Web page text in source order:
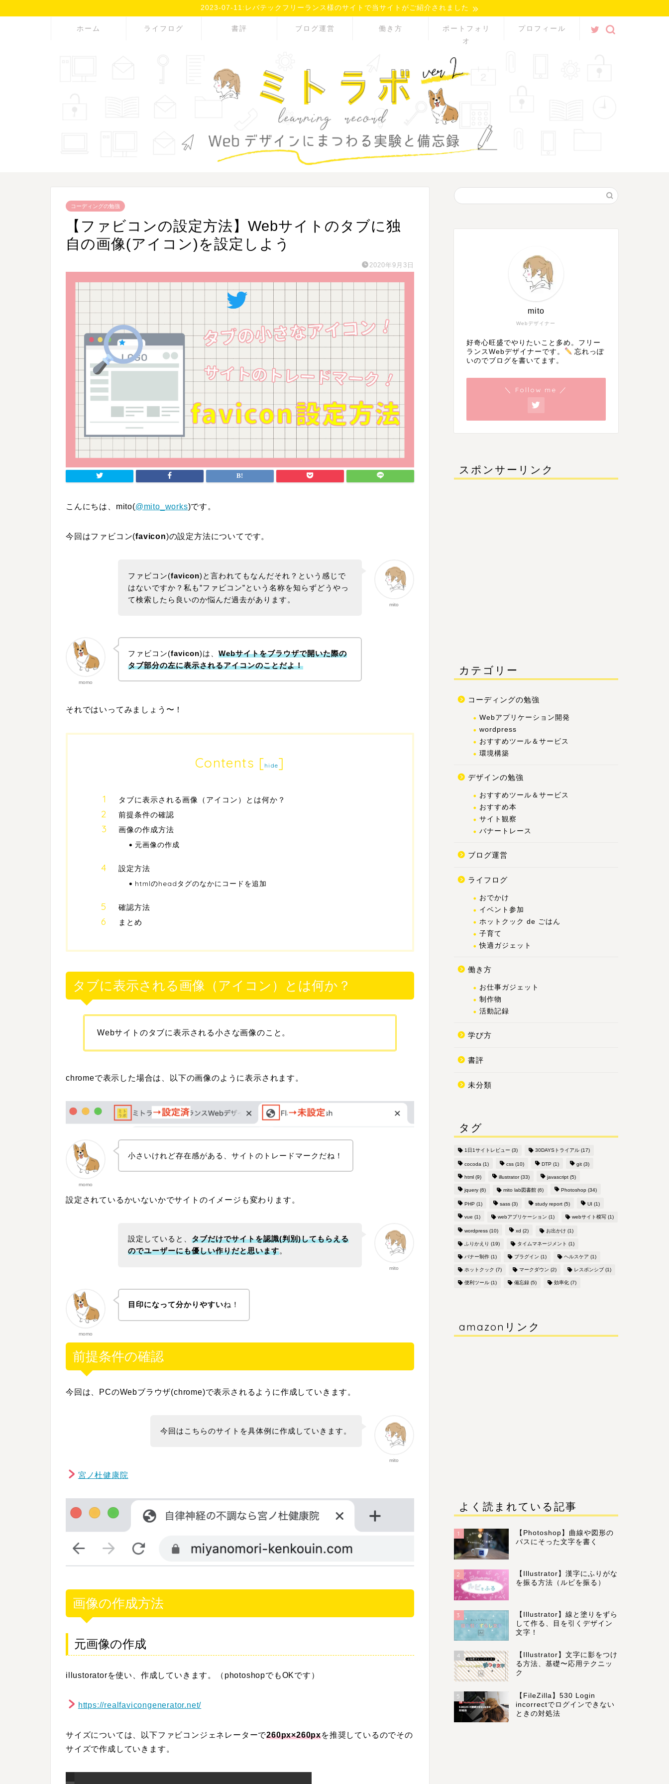
2023-07-11:レバテックフリーランス様のサイトで当サイトがご紹介されました
ホーム ライフログ 書評 ブログ運営 働き方
ポートフォリ
オ
プロフィール
コーディングの勉強
【ファビコンの設定方法】Webサイトのタブに独
自の画像(アイコン)を設定しよう
2020年9月3日
こんにちは、mito(@mito_works)です。
今回はファビコン(favicon)の設定方法についてです。
mito
ファビコン(favicon)と言われてもなんだそれ？という感じで
はないですか？私も”ファビコン”という名称を知らずどうやっ
て検索したら良いのか悩んだ過去があります。
momo
ファビコン(favicon)は、Webサイトをブラウザで開いた際の
タブ部分の左に表示されるアイコンのことだよ！
それではいってみましょう〜！
Contents [hide]
タブに表示される画像（アイコン）とは何か？
前提条件の確認
画像の作成方法
元画像の作成
設定方法
htmlのheadタグのなかにコードを追加
確認方法
まとめ
タブに表示される画像（アイコン）とは何か？
Webサイトのタブに表示される小さな画像のこと。
chromeで表示した場合は、以下の画像のように表示されます。
momo
小さいけれど存在感がある、サイトのトレードマークだね！
設定されているかいないかでサイトのイメージも変わります。
mito
設定していると、タブだけでサイトを認識(判別)してもらえる
のでユーザーにも優しい作りだと思います。
momo
目印になって分かりやすいね！
前提条件の確認
今回は、PCのWebブラウザ(chrome)で表示されるように作成していきます。
mito
今回はこちらのサイトを具体例に作成していきます。
宮ノ杜健康院
画像の作成方法
元画像の作成
illustoratorを使い、作成していきます。（photoshopでもOKです）
https://realfavicongenerator.net/
サイズについては、以下ファビコンジェネレーターで260px×260pxを推奨しているのでその
サイズで作成していきます。
Webデザイナー
mito
好奇心旺盛でやりたいこと多め。フリー
ランスWebデザイナーです。
忘れっぽ
いのでブログを書いてます。
＼ Follow me ／
スポンサーリンク
カテゴリー
コーディングの勉強
Webアプリケーション開発
wordpress
おすすめツール＆サービス
環境構築
デザインの勉強
おすすめツール＆サービス
おすすめ本
サイト観察
バナートレース
ブログ運営
ライフログ
おでかけ
イベント参加
ホットクック de ごはん
子育て
快適ガジェット
働き方
お仕事ガジェット
制作物
活動記録
学び方
書評
未分類
タグ
1日1サイトレビュー (3) 30DAYSトライアル(17)
cocoda (1) css(10) DTP (1) git(3)
html(9) illustrator(33) javascript(5)
jquery(6) mito lab図書館(6) Photoshop(34)
PHP (1) sass(3) study report(5) UI (1)
vue (1) webアプリケーション (1) webサイト模写(1)
wordpress(10) xd (2) お出かけ (1)
ふりかえり (19) タイムマネージメント (1)
バナー制作(1) プラグイン (1) ヘルスケア (1)
ホットクック (7) マークダウン (2) レスポンシブ(1)
便利ツール(1) 備忘録(5) 効率化(7)
amazonリンク
よく読まれている記事
1
【Photoshop】曲線や図形の
パスにそった文字を書く
2
【Illustrator】漢字にふりがな
を振る方法（ルビを振る）
3
【Illustrator】線と塗りをずら
して作る、目を引くデザイン
文字！
4
【Illustrator】文字に影をつけ
る方法、基礎〜応用テクニッ
ク
5
【FileZilla】530 Login
incorrectでログインできない
ときの対処法